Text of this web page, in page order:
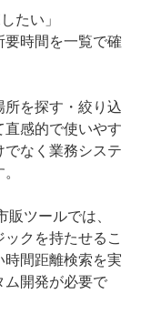
たい」
要時間を一覧で確
を探す・絞り込
感的で使いやす
なく業務システ
ツールでは、
クを持たせるこ
間距離検索を実
開発が必要で